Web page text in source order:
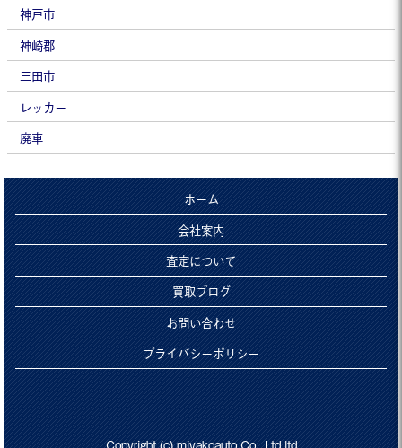
神戸市
神崎郡
三田市
レッカー
廃車
ホーム
会社案内
査定について
買取ブログ
お問い合わせ
プライバシーポリシー
Copyright (c) miyakoauto Co., Ltd ltd